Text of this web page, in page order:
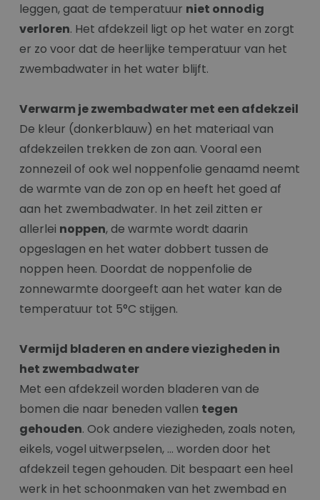
leggen, gaat de temperatuur niet onnodig
verloren. Het afdekzeil ligt op het water en zorgt
er zo voor dat de heerlijke temperatuur van het
zwembadwater in het water blijft.
Verwarm je zwembadwater met een afdekzeil
De kleur (donkerblauw) en het materiaal van
afdekzeilen trekken de zon aan. Vooral een
zonnezeil of ook wel noppenfolie genaamd neemt
de warmte van de zon op en heeft het goed af
aan het zwembadwater. In het zeil zitten er
allerlei noppen, de warmte wordt daarin
opgeslagen en het water dobbert tussen de
noppen heen. Doordat de noppenfolie de
zonnewarmte doorgeeft aan het water kan de
temperatuur tot 5°C stijgen.
Vermijd bladeren en andere viezigheden in
het zwembadwater
Met een afdekzeil worden bladeren van de
bomen die naar beneden vallen tegen
gehouden. Ook andere viezigheden, zoals noten,
eikels, vogel uitwerpselen, … worden door het
afdekzeil tegen gehouden. Dit bespaart een heel
werk in het schoonmaken van het zwembad en